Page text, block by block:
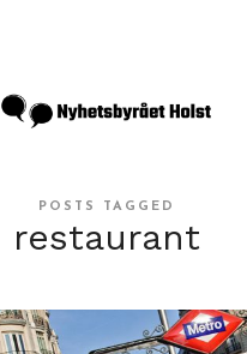
Inga
Holst
POSTS TAGGED
restaurant